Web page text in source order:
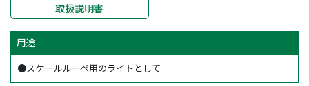
取扱説明書
用途
●スケールルーペ用のライトとして